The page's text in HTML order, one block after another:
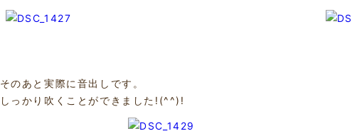
そのあと実際に音出しです。
しっかり吹くことができました!(^^)!